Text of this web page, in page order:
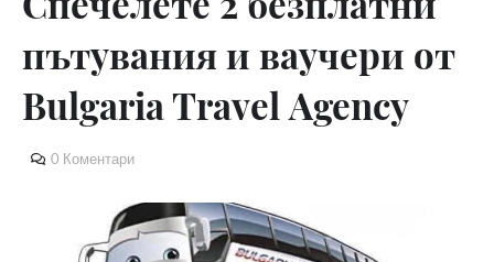
пътувания и ваучери от
Bulgaria Travel Аgency
0 Коментари